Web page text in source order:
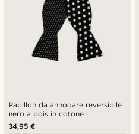
Papillon da annodare reversibile
nero a pois in cotone
34,95 €